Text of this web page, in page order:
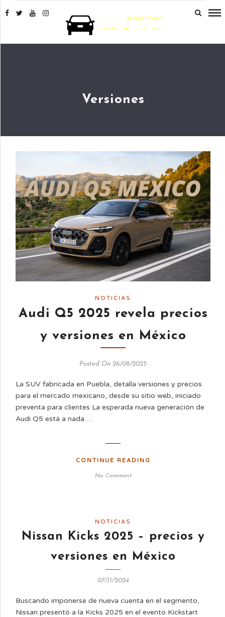
Versiones
NOTICIAS
Audi Q5 2025 revela precios
y versiones en México
Posted On 26/08/2025
La SUV fabricada en Puebla, detalla versiones y precios
para el mercado mexicano, desde su sitio web, iniciado
preventa para clientes La esperada nueva generación de
Audi Q5 está a nada …
CONTINUE READING
No Comment
NOTICIAS
Nissan Kicks 2025 – precios y
versiones en México
07/11/2024
Buscando imponerse de nueva cuenta en el segmento,
Nissan presentó a la Kicks 2025 en el evento Kickstart